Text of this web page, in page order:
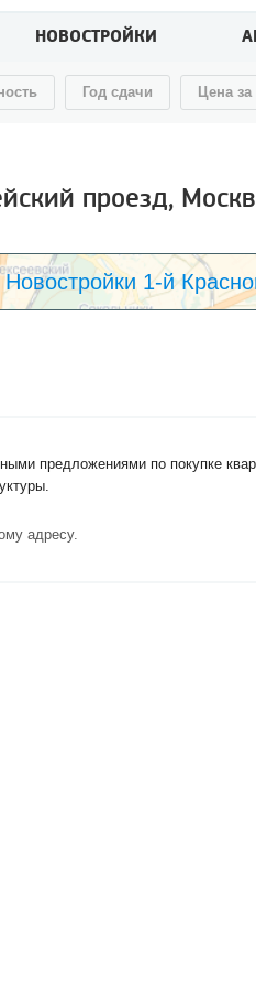
НОВОСТРОЙКИ
Год сдачи Цена
проезд,
1-й
предложениями по покупке
адресу.